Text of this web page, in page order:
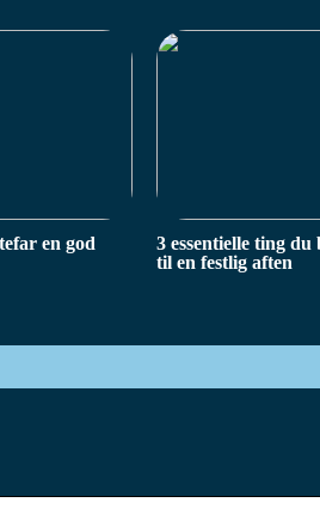
en god
3 essentielle ting du
til en festlig aften